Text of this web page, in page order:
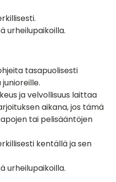
urheilupaikoilla.
tasapuolisesti
ja velvollisuus laittaa
aikana, jos tämä
tai pelisääntöjen
kentällä ja sen
urheilupaikoilla.